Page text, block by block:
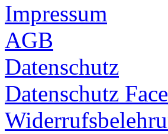
Impressum
AGB
Datenschutz
Datenschutz